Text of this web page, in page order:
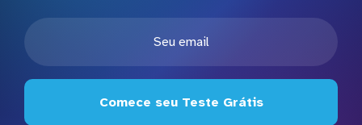
Comece seu Teste Grátis